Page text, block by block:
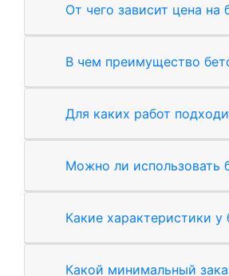
От чего зависит цена на
В чем преимущество
Для каких работ
Можно ли использовать
Какие характеристики
Какой минимальный